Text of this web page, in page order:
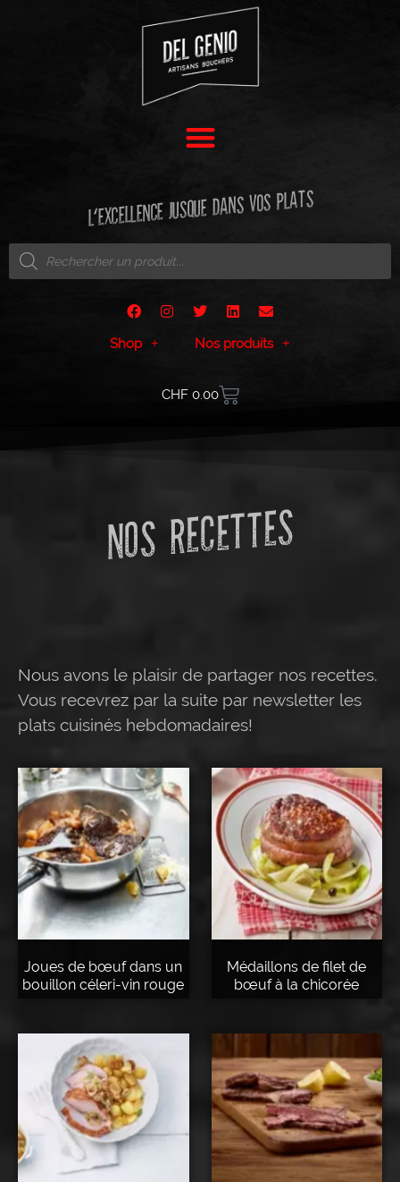
L'EXCELLENCE JUSQUE DANS VOS PLATS
Shop Nos produits
CHF0.00
NOS RECETTES
Nous avons le plaisir de partager nos recettes.
Vous recevrez par la suite par newsletter les
plats cuisinés hebdomadaires!
Joues de bœuf dans un
bouillon céleri-vin rouge
Médaillons de filet de
bœuf à la chicorée